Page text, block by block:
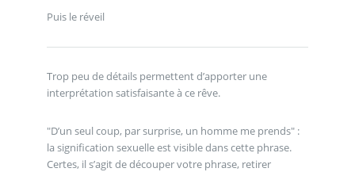
Puis le réveil
Trop peu de détails permettent d’apporter une
interprétation satisfaisante à ce rêve.
"D’un seul coup, par surprise, un homme me prends" :
la signification sexuelle est visible dans cette phrase.
Certes, il s’agit de découper votre phrase, retirer